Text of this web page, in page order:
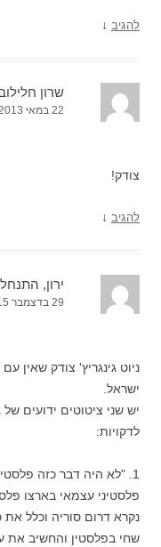
להגיב ↓
שרון חלילוב
22 במאי 2013 בשעה 16:36
צודק!
להגיב ↓
ירון,
29 בדצמבר 2015 בשעה 13:24
ניוט גינגריץ' צודק שאין
ישראל.
יש שני ציטוטים ידועים
לדקויות:
1. "לא היה דבר כזה
פלסטיני עצמאי בארצו
נקרא דרום סוריה וכלל
שחי בפלסטין והחשיב את